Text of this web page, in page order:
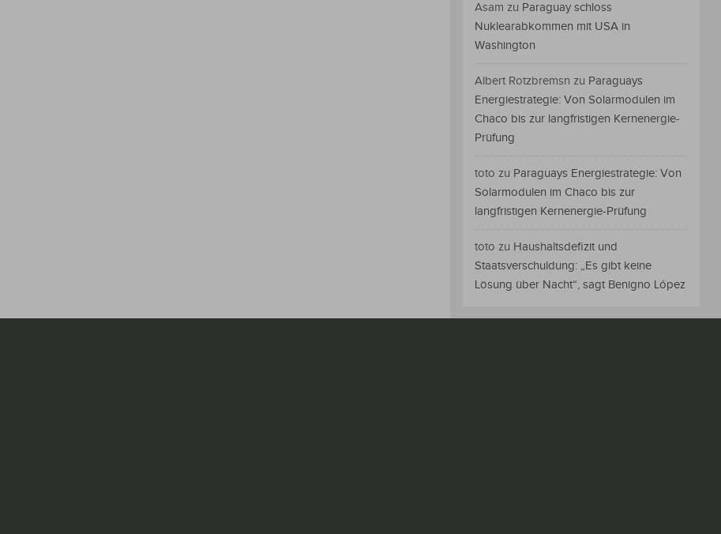
Asam zu Paraguay schloss
Nuklearabkommen mit USA in
Washington
Albert Rotzbremsn zu Paraguays
Energiestrategie: Von Solarmodulen im
Chaco bis zur langfristigen Kernenergie-
Prüfung
toto zu Paraguays Energiestrategie: Von
Solarmodulen im Chaco bis zur
langfristigen Kernenergie-Prüfung
toto zu Haushaltsdefizit und
Staatsverschuldung: „Es gibt keine
Lösung über Nacht“, sagt Benigno López